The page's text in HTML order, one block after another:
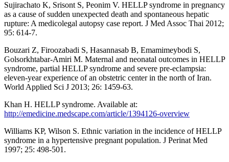
Sujirachato K, Srisont S, Peonim V. HELLP syndrome in pregnancy
as a cause of sudden unexpected death and spontaneous hepatic
rupture: A medicolegal autopsy case report. J Med Assoc Thai 2012;
95: 614-7.
Bouzari Z, Firoozabadi S, Hasannasab B, Emamimeybodi S,
Golsorkhtabar-Amiri M. Maternal and neonatal outcomes in HELLP
syndrome, partial HELLP syndrome and severe pre-eclampsia:
eleven-year experience of an obstetric center in the north of Iran.
World Applied Sci J 2013; 26: 1459-63.
Khan H. HELLP syndrome. Available at:
http://emedicine.medscape.com/article/1394126-overview
Williams KP, Wilson S. Ethnic variation in the incidence of HELLP
syndrome in a hypertensive pregnant population. J Perinat Med
1997; 25: 498-501.